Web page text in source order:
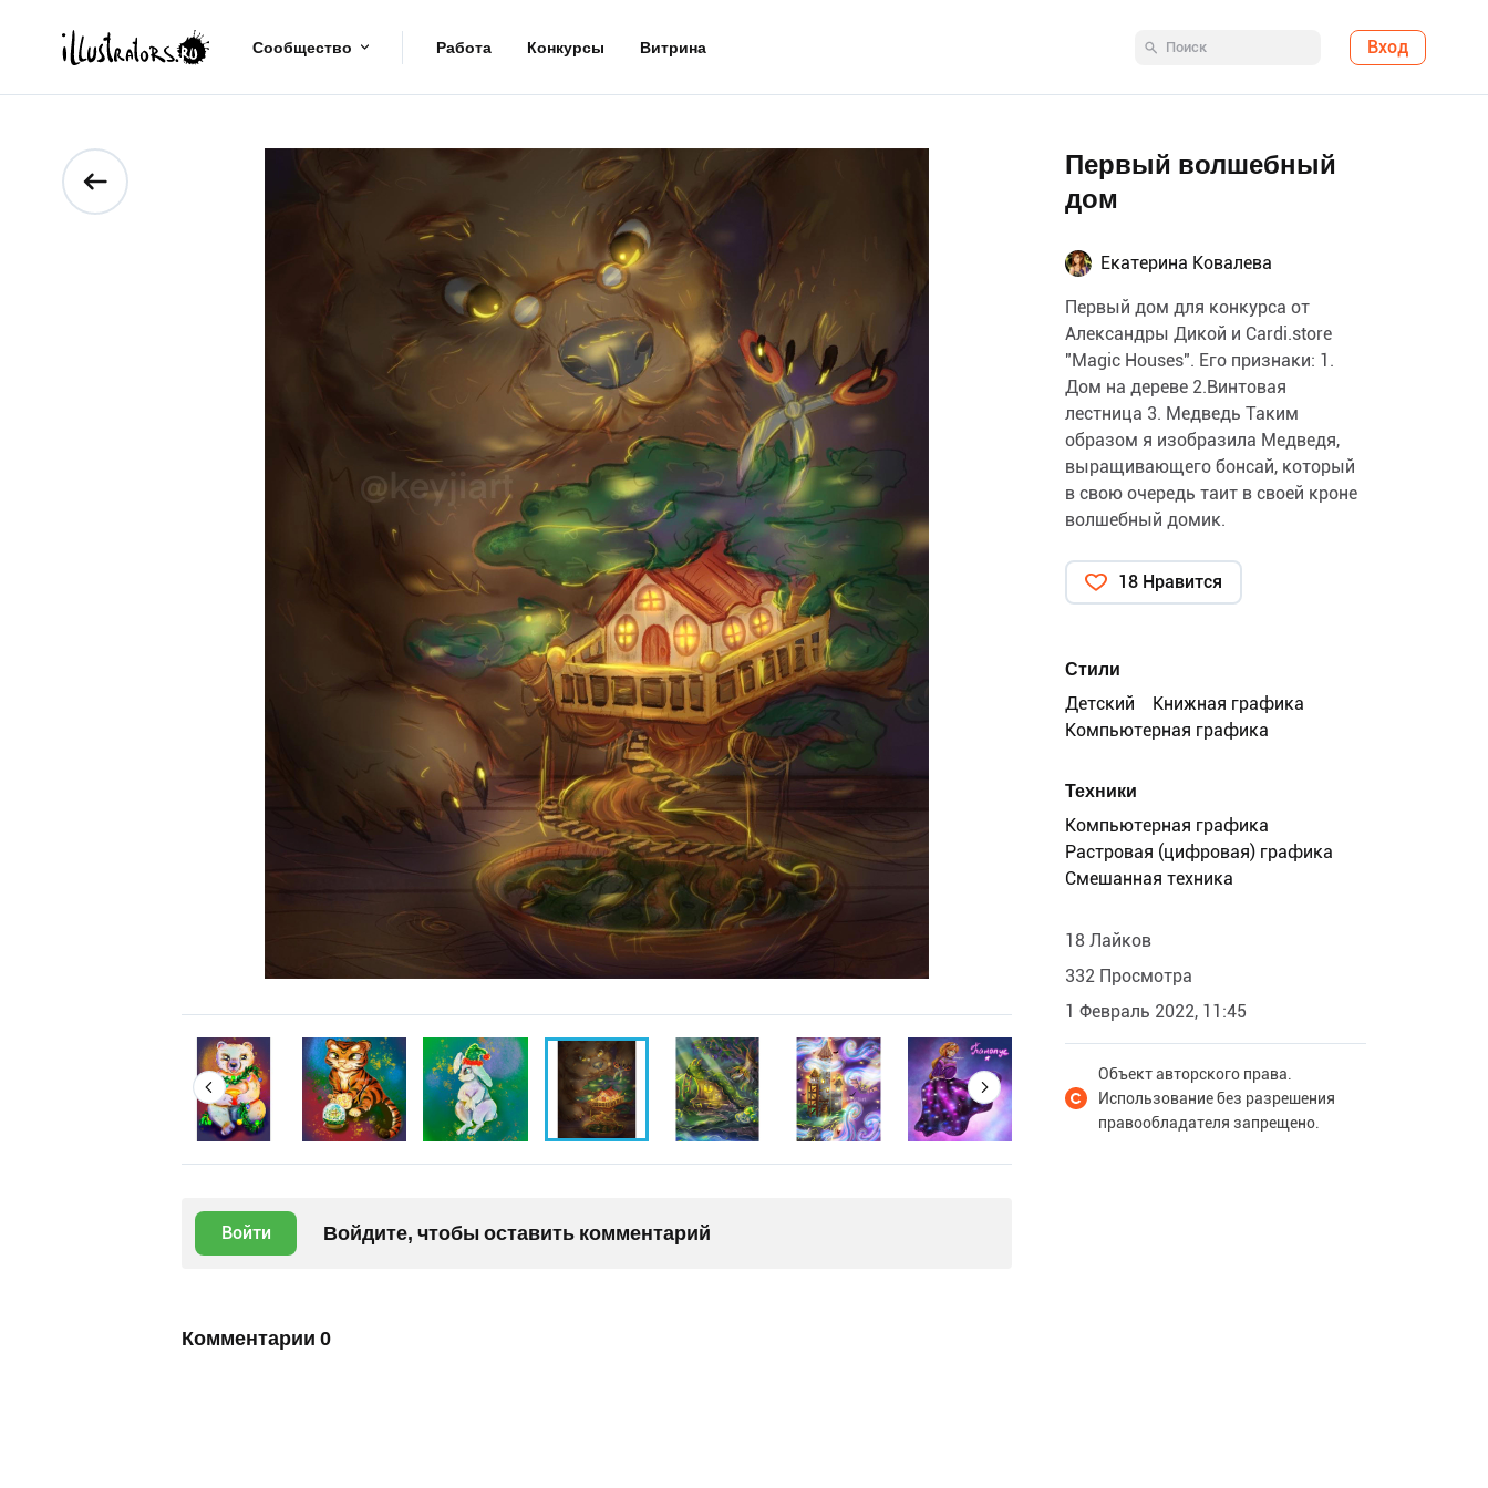
Сообщество Работа Конкурсы Витрина Вход
Войти Войдите, чтобы оставить комментарий
Комментарии 0
Первый волшебный
дом
Екатерина Ковалева
Первый дом для конкурса от
Александры Дикой и Cardi.store
"Magic Houses". Его признаки: 1.
Дом на дереве 2.Винтовая
лестница 3. Медведь Таким
образом я изобразила Медведя,
выращивающего бонсай, который
в свою очередь таит в своей кроне
волшебный домик.
18 Нравится
Стили
Детский
Книжная графика
Компьютерная графика
Техники
Компьютерная графика
Растровая (цифровая) графика
Смешанная техника
18 Лайков
332 Просмотра
1 Февраль 2022, 11:45
Объект авторского права.
Использование без разрешения
правообладателя запрещено.